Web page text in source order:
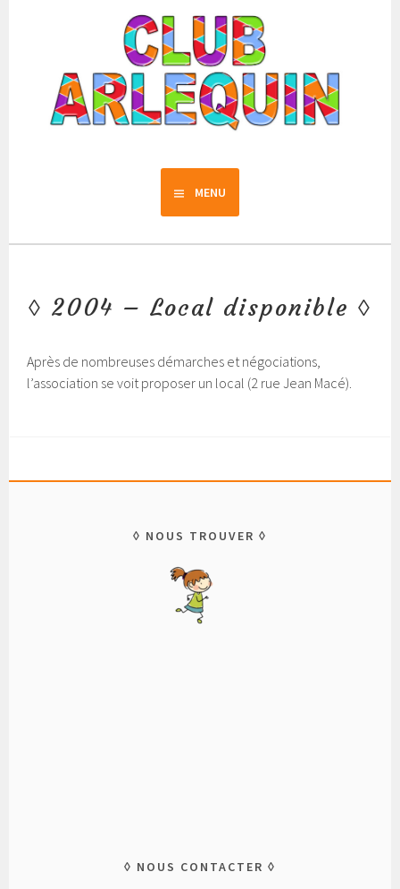
Club Arlequin
MENU
2004 – Local disponible
Après de nombreuses démarches et négociations,
l’association se voit proposer un local (2 rue Jean Macé).
NOUS TROUVER
NOUS CONTACTER